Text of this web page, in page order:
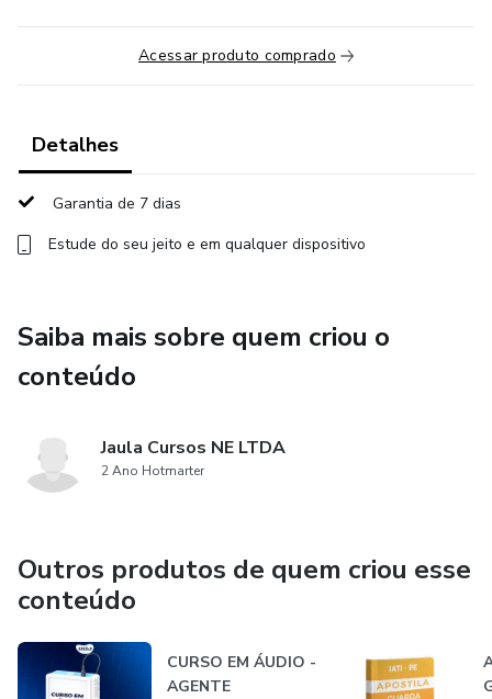
- *Material em PDF* para acompanhar todo o conteúdo e
facilitar seus estudos.
- Resolução detalhada de questões, esclarecendo dúvidas
de ensino. Receberá o acesso através do seu e-mail.
*Por que adquirir agora mesmo?*
Esta revisão pode ser o grande diferencial na sua
preparação. Transforme seus estudos, supere seus limites
e conquiste a tão sonhada aprovação.
Acessar produto comprado
Detalhes
Garantia de 7 dias
Estude do seu jeito e em qualquer dispositivo
Saiba mais sobre quem criou o
conteúdo
Jaula Cursos NE LTDA
2 Ano Hotmarter
Outros produtos de quem criou esse
conteúdo
CURSO EM ÁUDIO -
AGENTE